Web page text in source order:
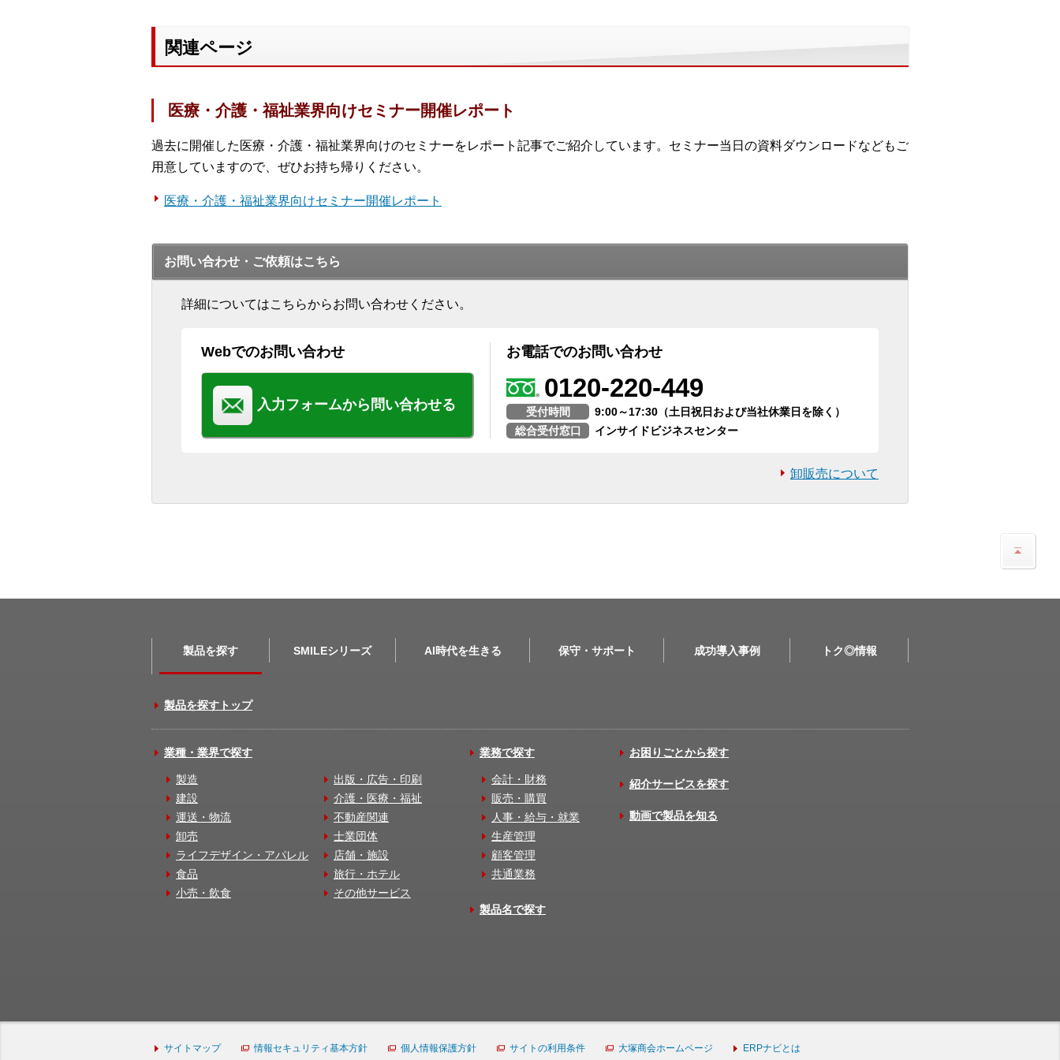
関連ページ
医療・介護・福祉業界向けセミナー開催レポート
過去に開催した医療・介護・福祉業界向けのセミナーをレポート記事でご紹介しています。セミナー当日の資料ダウンロードなどもご
用意していますので、ぜひお持ち帰りください。
医療・介護・福祉業界向けセミナー開催レポート
お問い合わせ・ご依頼はこちら
詳細についてはこちらからお問い合わせください。
Webでのお問い合わせ
入力フォームから問い合わせる
お電話でのお問い合わせ
0120-220-449
受付時間
9:00～17:30（土日祝日および当社休業日を除く）
総合受付窓口
インサイドビジネスセンター
卸販売について
製品を探す SMILEシリーズ AI時代を生きる 保守・サポート 成功導入事例 トク◎情報
製品を探すトップ
業種・業界で探す
製造
建設
運送・物流
卸売
ライフデザイン・アパレル
食品
小売・飲食
出版・広告・印刷
介護・医療・福祉
不動産関連
士業団体
店舗・施設
旅行・ホテル
その他サービス
業務で探す
会計・財務
販売・購買
人事・給与・就業
生産管理
顧客管理
共通業務
製品名で探す
お困りごとから探す
紹介サービスを探す
動画で製品を知る
サイトマップ 情報セキュリティ基本方針 個人情報保護方針 サイトの利用条件 大塚商会ホームページ ERPナビとは